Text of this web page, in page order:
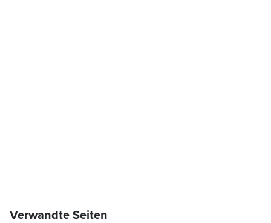
Verwandte Seiten